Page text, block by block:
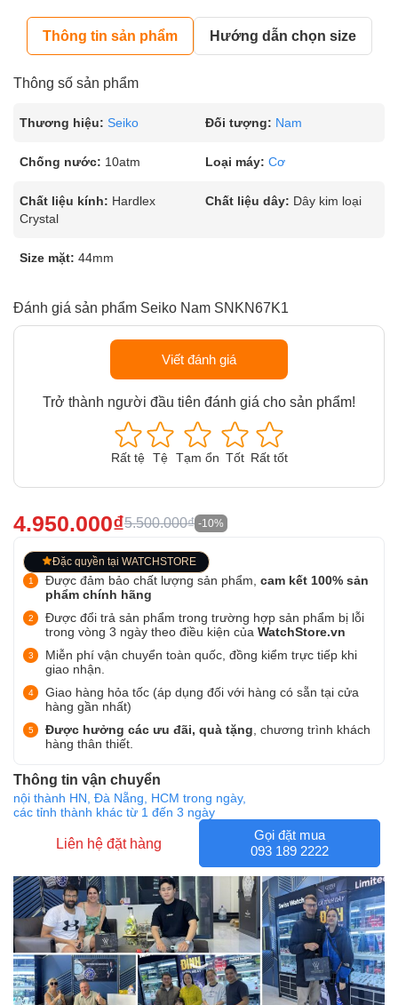
Thông tin sản phẩm Hướng dẫn chọn size
Thông số sản phẩm
Thương hiệu: Seiko Đối tượng: Nam
Chống nước: 10atm Loại máy: Cơ
Chất liệu kính: Hardlex
Crystal
Chất liệu dây: Dây kim loại
Size mặt: 44mm
Đánh giá sản phẩm Seiko Nam SNKN67K1
Viết đánh giá
Trở thành người đầu tiên đánh giá cho sản phẩm!
Rất tệ Tệ Tạm ổn Tốt Rất tốt
4.950.000₫5.500.000₫ -10%
Đặc quyền tại WATCHSTORE
Được đảm bảo chất lượng sản phẩm, cam kết 100% sản
phẩm chính hãng
Được đổi trả sản phẩm trong trường hợp sản phẩm bị lỗi
trong vòng 3 ngày theo điều kiện của WatchStore.vn
Miễn phí vận chuyển toàn quốc, đồng kiểm trực tiếp khi
giao nhận.
Giao hàng hỏa tốc (áp dụng đối với hàng có sẵn tại cửa
hàng gần nhất)
Được hưởng các ưu đãi, quà tặng , chương trình khách
hàng thân thiết.
Thông tin vận chuyển
nội thành HN, Đà Nẵng, HCM trong ngày,
các tỉnh thành khác từ 1 đến 3 ngày
Liên hệ đặt hàng
Gọi đặt mua
093 189 2222